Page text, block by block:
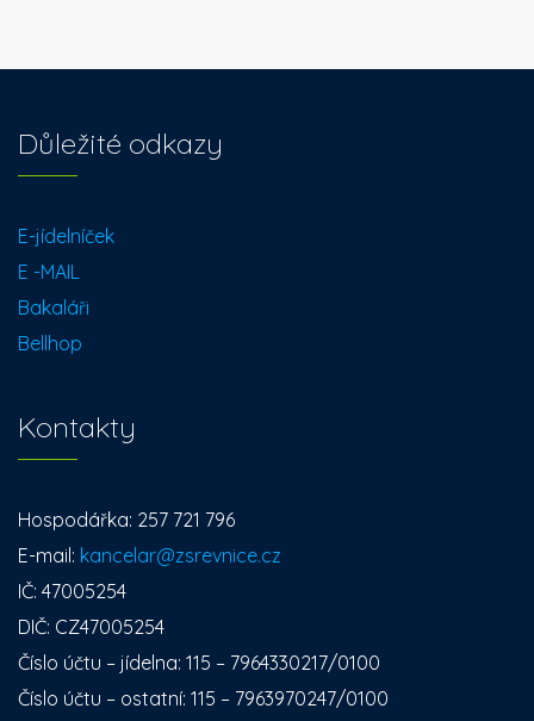
Důležité odkazy
E-jídelníček
E -MAIL
Bakaláři
Bellhop
Kontakty
Hospodářka: 257 721 796
E-mail: kancelar@zsrevnice.cz
IČ: 47005254
DIČ: CZ47005254
Číslo účtu – jídelna: 115 – 7964330217/0100
Číslo účtu – ostatní: 115 – 7963970247/0100